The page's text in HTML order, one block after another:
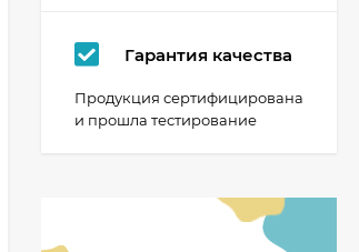
Гарантия качества
Продукция сертифицирована
и прошла тестирование